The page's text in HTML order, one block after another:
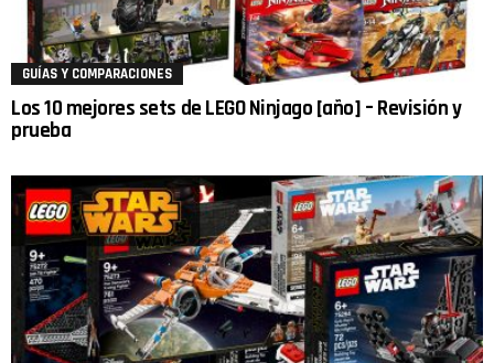
GUÍAS Y COMPARACIONES
Los 10 mejores sets de LEGO Ninjago [año] – Revisión y
prueba